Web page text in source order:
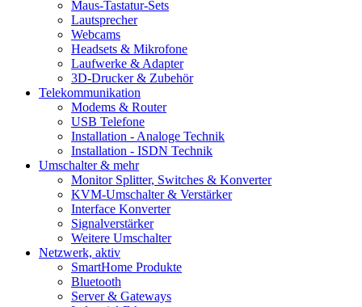
Maus-Tastatur-Sets
Lautsprecher
Webcams
Headsets & Mikrofone
Laufwerke & Adapter
3D-Drucker & Zubehör
Telekommunikation
Modems & Router
USB Telefone
Installation - Analoge Technik
Installation - ISDN Technik
Umschalter & mehr
Monitor Splitter, Switches & Konverter
KVM-Umschalter & Verstärker
Interface Konverter
Signalverstärker
Weitere Umschalter
Netzwerk, aktiv
SmartHome Produkte
Bluetooth
Server & Gateways